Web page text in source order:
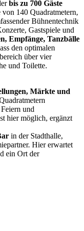
bis zu 700 Gäste
140 Quadratmetern,
Bühnentechnik
Gastspiele und
Empfänge, Tanzbälle
den optimalen
über vier
und Toilette.
Märkte und
und
hier möglich, ergänzt
in der Stadthalle,
Hier erwartet
ein Ort der